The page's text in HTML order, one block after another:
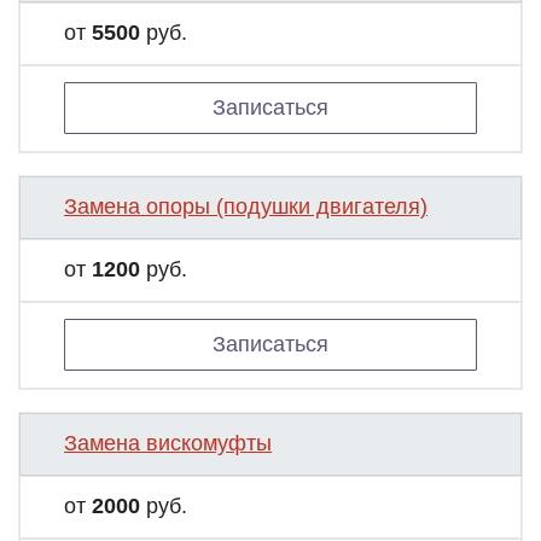
от 5500 руб.
Записаться
Замена опоры (подушки двигателя)
от 1200 руб.
Записаться
Замена вискомуфты
от 2000 руб.